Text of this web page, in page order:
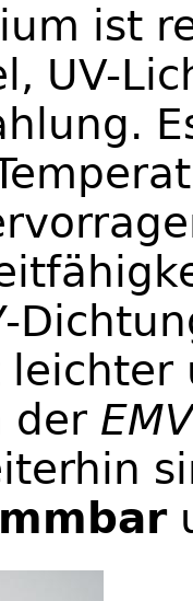
ist
UV-
-
der EMV